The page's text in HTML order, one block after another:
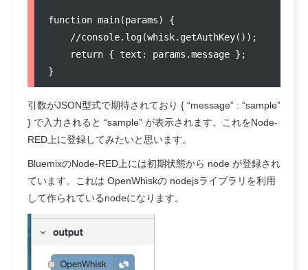
function main(params) {
    //console.log(whisk.getAuthKey());
    return { text: params.message };
引数がJSON型式で期待されており { “message” : “sample”
} で入力されると “sample” が表示されます。これをNode-
RED上に登録してみたいと思います。
BluemixのNode-RED上には初期状態から node が登録され
ています。これは OpenWhiskの nodejsライブラリを利用
して作られているnodeになります。